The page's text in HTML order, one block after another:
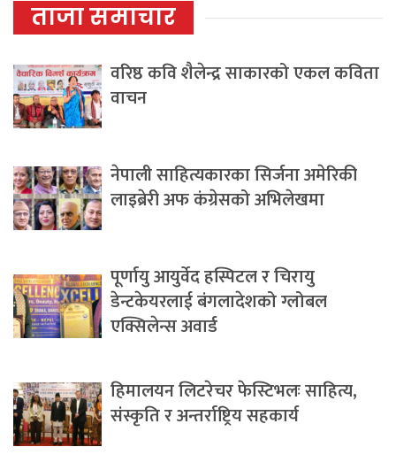
ताजा समाचार
वरिष्ठ कवि शैलेन्द्र साकारको एकल कविता
वाचन
नेपाली साहित्यकारका सिर्जना अमेरिकी
लाइब्रेरी अफ कंग्रेसको अभिलेखमा
पूर्णायु आयुर्वेद हस्पिटल र चिरायु
डेन्टकेयरलाई बंगलादेशको ग्लोबल
एक्सिलेन्स अवार्ड
हिमालयन लिटरेचर फेस्टिभलः साहित्य,
संस्कृति र अन्तर्राष्ट्रिय सहकार्य